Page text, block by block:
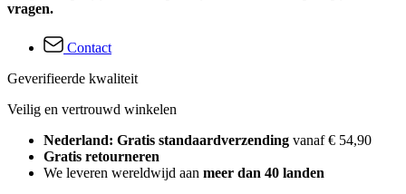
vragen.
Contact
Geverifieerde kwaliteit
Veilig en vertrouwd winkelen
Nederland: Gratis standaardverzending vanaf € 54,90
Gratis retourneren
We leveren wereldwijd aan meer dan 40 landen